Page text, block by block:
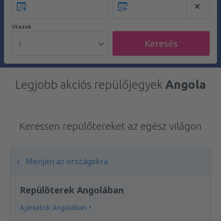
Utasok
1 Keresés
Legjobb akciós repülőjegyek Angola
Keressen repülőtereket az egész világon
Menjen az országokra
Repülőterek Angolában
Ajánlatok Angolában